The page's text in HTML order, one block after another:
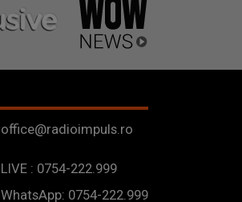
office@radioimpuls.ro
LIVE : 0754-222.999
WhatsApp: 0754-222.999